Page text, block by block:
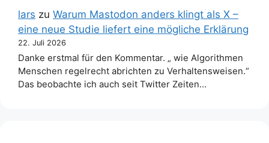
lars zu Warum Mastodon anders klingt als X –
eine neue Studie liefert eine mögliche Erklärung
22. Juli 2026
Danke erstmal für den Kommentar. „ wie Algorithmen
Menschen regelrecht abrichten zu Verhaltensweisen.“
Das beobachte ich auch seit Twitter Zeiten…